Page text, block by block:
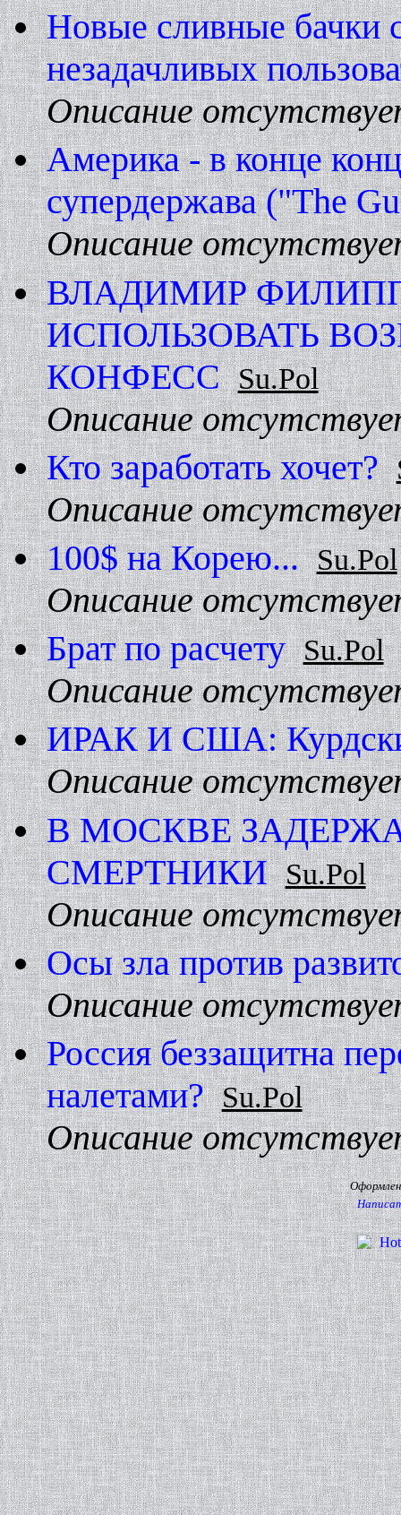
Hовые сливные бачки
незадачливых
Описание
Америка - в конце
супердержава ("The
Описание
ВЛАДИМИР
ИСПОЛЬЗОВАТЬ
КОHФЕСС Su.Pol
Описание
Кто заpаботать хочет?
Описание
100$ на Коpею... Su.Pol
Описание
Брат по расчету Su.Pol
Описание
ИРАК И США:
Описание
В МОСКВЕ
СМЕРТHИКИ Su.Pol
Описание
Осы зла против
Описание
Россия беззащитна
налетами? Su.Pol
Описание